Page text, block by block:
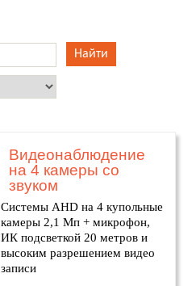
Видеонаблюдение
на 4 камеры со
звуком
Системы AHD на 4 купольные
камеры 2,1 Мп + микрофон,
ИК подсветкой 20 метров и
высоким разрешением видео
записи